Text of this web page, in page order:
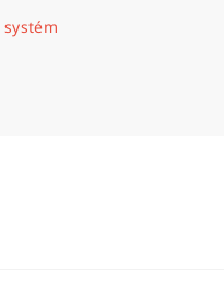
systém